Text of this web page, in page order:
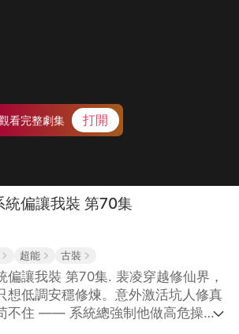
看完整劇集 打開
統偏讓我裝 第70集
超能 古裝
偏讓我裝 第70集. 裴凌穿越修仙界，
想低調安穩修煉。意外激活坑人修真
不住 —— 系統總強制他做高危操